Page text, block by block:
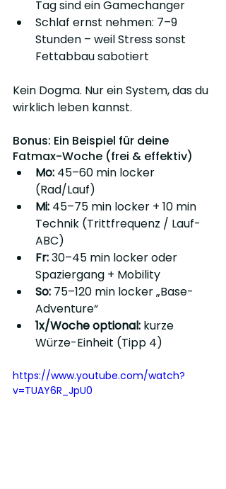
Tag sind ein Gamechanger
Schlaf ernst nehmen: 7–9
Stunden – weil Stress sonst
Fettabbau sabotiert
Kein Dogma. Nur ein System, das du
wirklich leben kannst.
Bonus: Ein Beispiel für deine
Fatmax-Woche (frei & effektiv)
Mo: 45–60 min locker
(Rad/Lauf)
Mi: 45–75 min locker + 10 min
Technik (Trittfrequenz / Lauf-
ABC)
Fr: 30–45 min locker oder
Spaziergang + Mobility
So: 75–120 min locker „Base-
Adventure“
1x/Woche optional: kurze
Würze-Einheit (Tipp 4)
https://www.youtube.com/watch?
v=TUAY6R_JpU0